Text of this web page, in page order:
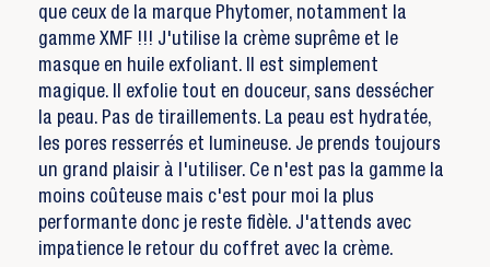
que ceux de la marque Phytomer, notamment la
gamme XMF !!! J'utilise la crème suprême et le
masque en huile exfoliant. Il est simplement
magique. Il exfolie tout en douceur, sans dessécher
la peau. Pas de tiraillements. La peau est hydratée,
les pores resserrés et lumineuse. Je prends toujours
un grand plaisir à l'utiliser. Ce n'est pas la gamme la
moins coûteuse mais c'est pour moi la plus
performante donc je reste fidèle. J'attends avec
impatience le retour du coffret avec la crème.